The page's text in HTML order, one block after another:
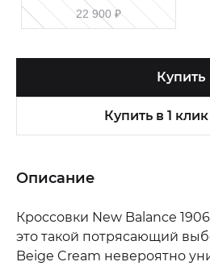
22 900 ₽
Купить
Купить в 1 клик
Описание
Кроссовки New Balance
это такой потрясающий
Beige Cream невероятно